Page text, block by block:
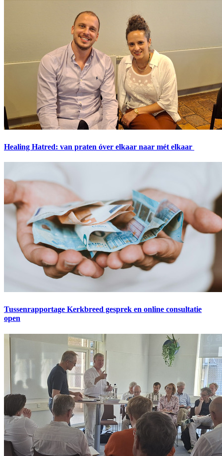
Healing Hatred: van praten óver elkaar naar mét elkaar
Tussenrapportage Kerkbreed gesprek en online consultatie
open